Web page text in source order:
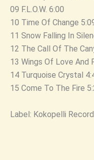
09 F.L.O.W. 6:00
10 Time Of Change
11 Snow Falling In
12 The Call Of The
13 Wings Of Love And
14 Turquoise Crystal
15 Come To The Fire
Label: Kokopelli